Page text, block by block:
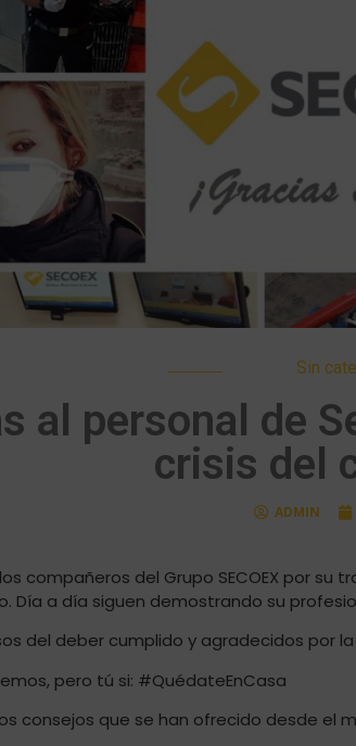
Sin
al personal de
crisis del
ADMIN
compañeros del Grupo SECOEX por
Día a día siguen demostrando su
del deber cumplido y agradecidos por
pero tú si: #QuédateEnCasa
consejos que se han ofrecido desde el